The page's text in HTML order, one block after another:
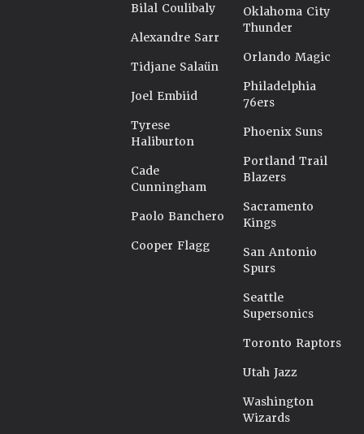
Bilal Coulibaly
Alexandre Sarr
Tidjane Salaün
Joel Embiid
Tyrese
Haliburton
Cade
Cunningham
Paolo Banchero
Cooper Flagg
Oklahoma City
Thunder
Orlando Magic
Philadelphia
76ers
Phoenix Suns
Portland Trail
Blazers
Sacramento
Kings
San Antonio
Spurs
Seattle
Supersonics
Toronto Raptors
Utah Jazz
Washington
Wizards